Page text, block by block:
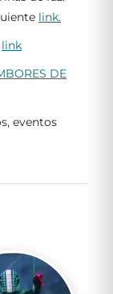
link.
link
DE
eventos